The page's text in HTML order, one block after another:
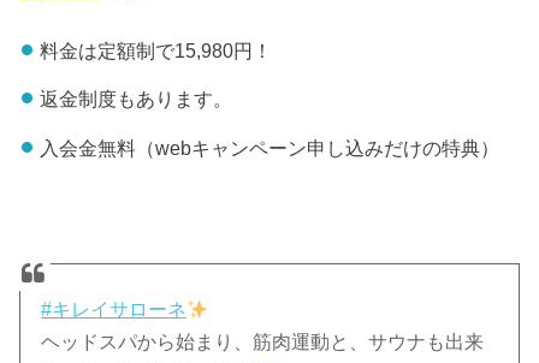
料金は定額制で15,980円！
返金制度もあります。
入会金無料（webキャンペーン申し込みだけの特典）
#キレイサローネ
ヘッドスパから始まり、筋肉運動と、サウナも出来